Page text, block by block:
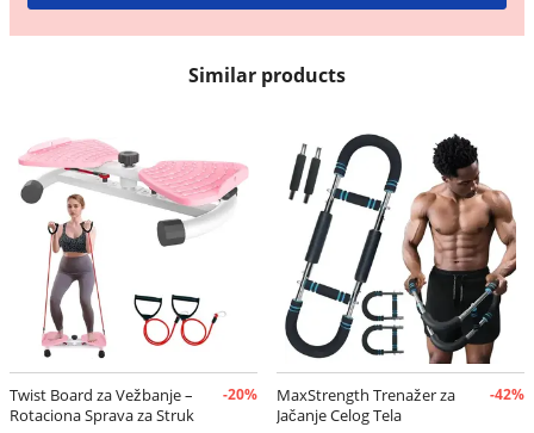
Similar products
Twist Board za Vežbanje –
Rotaciona Sprava za Struk
-20%
MaxStrength Trenažer za
Jačanje Celog Tela
-42%